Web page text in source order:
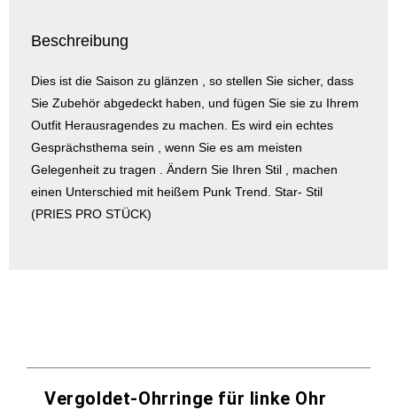
Beschreibung
Dies ist die Saison zu glänzen , so stellen Sie sicher, dass
Sie Zubehör abgedeckt haben, und fügen Sie sie zu Ihrem
Outfit Herausragendes zu machen. Es wird ein echtes
Gesprächsthema sein , wenn Sie es am meisten
Gelegenheit zu tragen . Ändern Sie Ihren Stil , machen
einen Unterschied mit heißem Punk Trend. Star- Stil
(PRIES PRO STÜCK)
Vergoldet-Ohrringe für linke Ohr